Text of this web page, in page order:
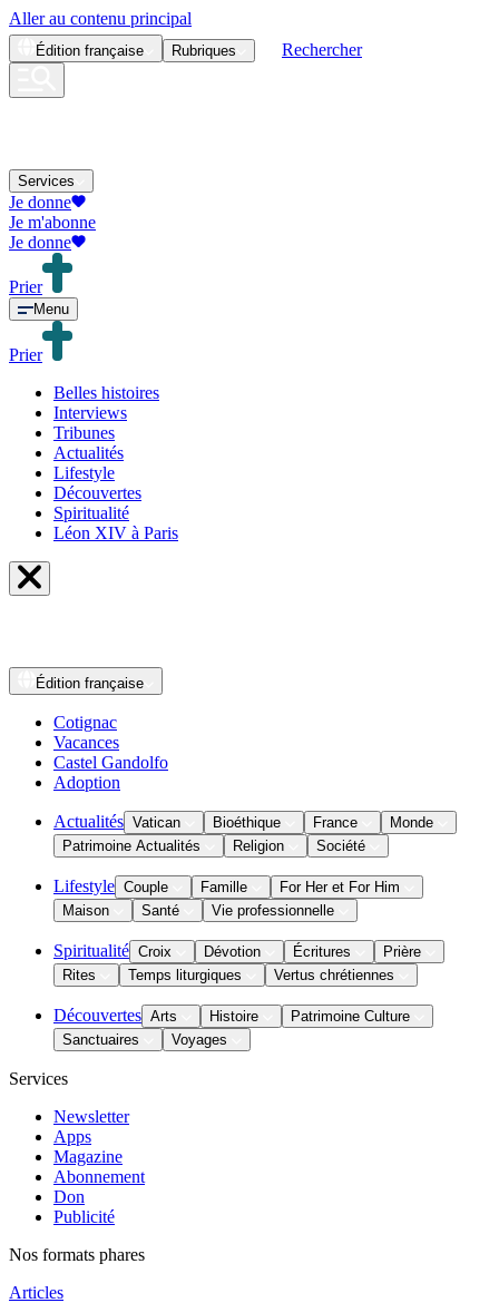
Aller au contenu principal
Édition française Rubriques Rechercher
Services
Je donne
Je m'abonne
Je donne
Prier
Menu
Prier
Belles histoires
Interviews
Tribunes
Actualités
Lifestyle
Découvertes
Spiritualité
Léon XIV à Paris
Édition française
Cotignac
Vacances
Castel Gandolfo
Adoption
Actualités Vatican Bioéthique France
Monde
Patrimoine Actualités
Religion Société
Lifestyle Couple Famille
For Her et For Him
Maison
Santé Vie professionnelle
Spiritualité Croix Dévotion Écritures
Prière
Rites
Temps liturgiques Vertus chrétiennes
Découvertes Arts Histoire
Patrimoine Culture
Sanctuaires
Voyages
Services
Newsletter
Apps
Magazine
Abonnement
Don
Publicité
Nos formats phares
Articles